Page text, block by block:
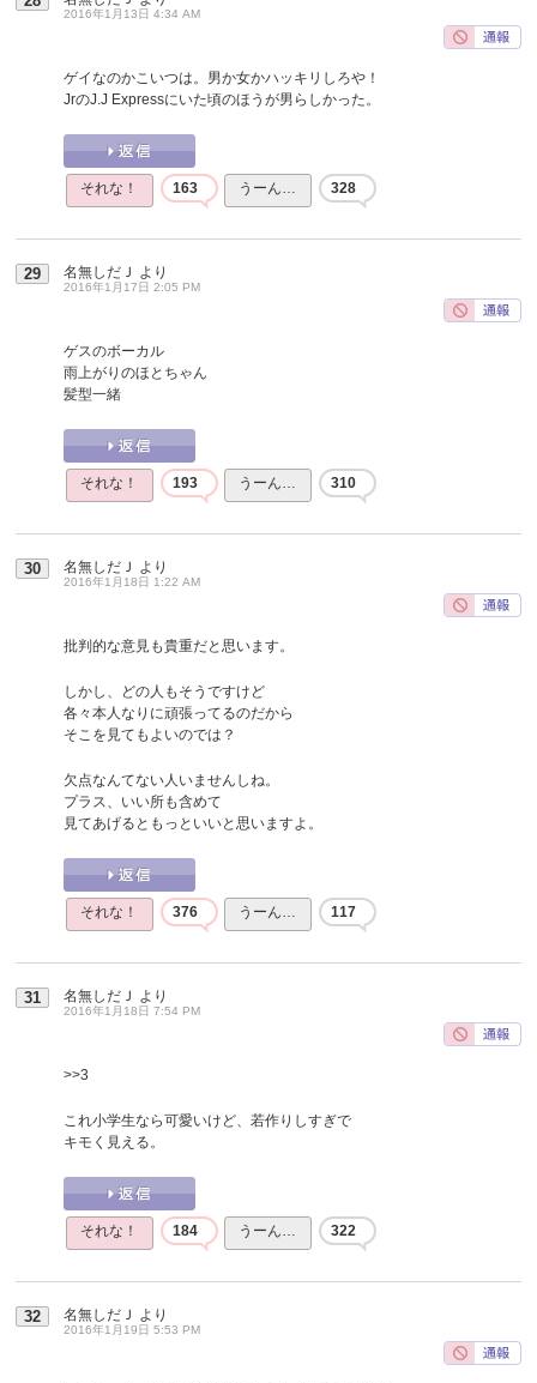
2016年1月13日 4:34 AM
ゲイなのかこいつは。男か女かハッキリしろや！
JrのJ.J Expressにいた頃のほうが男らしかった。
それな！ 163 うーん… 328
29 名無しだＪ より
2016年1月17日 2:05 PM
ゲスのボーカル
雨上がりのほとちゃん
髪型一緒
それな！ 193 うーん… 310
30 名無しだＪ より
2016年1月18日 1:22 AM
批判的な意見も貴重だと思います。
しかし、どの人もそうですけど
各々本人なりに頑張ってるのだから
そこを見てもよいのでは？
欠点なんてない人いませんしね。
プラス、いい所も含めて
見てあげるともっといいと思いますよ。
それな！ 376 うーん… 117
31 名無しだＪ より
2016年1月18日 7:54 PM
>>3
これ小学生なら可愛いけど、若作りしすぎで
キモく見える。
それな！ 184 うーん… 322
32 名無しだＪ より
2016年1月19日 5:53 PM